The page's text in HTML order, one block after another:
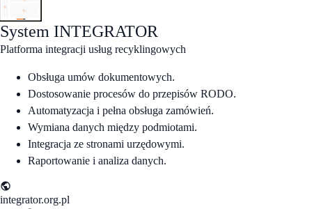
System INTEGRATOR
Platforma integracji usług recyklingowych
Obsługa umów dokumentowych.
Dostosowanie procesów do przepisów RODO.
Automatyzacja i pełna obsługa zamówień.
Wymiana danych między podmiotami.
Integracja ze stronami urzędowymi.
Raportowanie i analiza danych.
integrator.org.pl